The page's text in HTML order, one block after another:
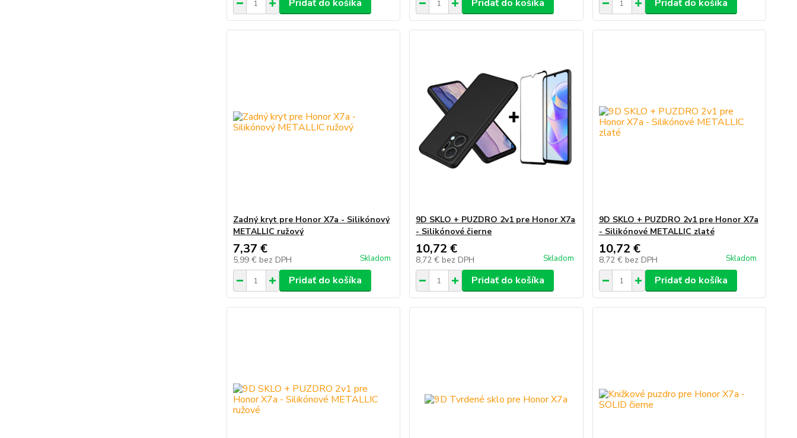
Pridať do košíka Pridať do košíka Pridať do košíka
Zadný kryt pre Honor X7a - Silikónový
METALLIC ružový
7,37 €
5,99 € bez DPH Skladom
Pridať do košíka
9D SKLO + PUZDRO 2v1 pre Honor X7a
- Silikónové čierne
10,72 €
8,72 € bez DPH Skladom
Pridať do košíka
9D SKLO + PUZDRO 2v1 pre Honor X7a
- Silikónové METALLIC zlaté
10,72 €
8,72 € bez DPH Skladom
Pridať do košíka